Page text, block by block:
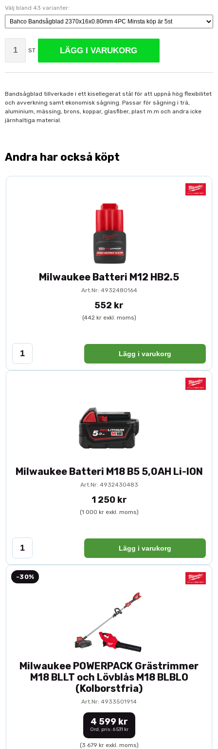
Välj bland 43 varianter:
ST LÄGG I VARUKORG
Bandsågblad tillverkade i ett kisellegerat stål för att uppnå hög flexibilitet
och avverkning samt ekonomisk sågning. Passar för sågning i trä,
aluminium, mässing, brons, koppar, glasfiber, plast m.m och andra icke
järnhaltiga material.
Andra har också köpt
Milwaukee Batteri M12 HB2.5
Art.Nr: 4932480164
552 kr
(442 kr exkl. moms)
Lägg i varukorg
Milwaukee Batteri M18 B5 5,0AH Li-ION
Art.Nr: 4932430483
1 250 kr
(1 000 kr exkl. moms)
Lägg i varukorg
-30%
Milwaukee POWERPACK Grästrimmer
M18 BLLT och Lövblås M18 BLBLO
(Kolborstfria)
Art.Nr: 4933501914
4 599 kr
Ord. pris: 6 531 kr
(3 679 kr exkl. moms)